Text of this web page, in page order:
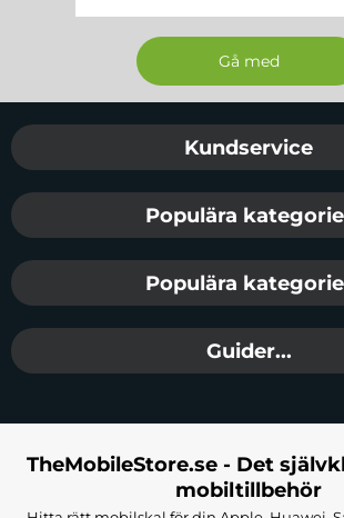
Sidfot Blandad info
Kundservice
Populära
Populära
Guider...
TheMobileStore.se - Det
mobiltillbehör